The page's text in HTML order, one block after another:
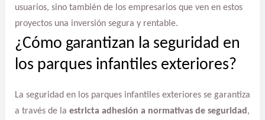
usuarios, sino también de los empresarios que ven en estos
proyectos una inversión segura y rentable.
¿Cómo garantizan la seguridad en
los parques infantiles exteriores?
La seguridad en los parques infantiles exteriores se garantiza
a través de la estricta adhesión a normativas de seguridad ,